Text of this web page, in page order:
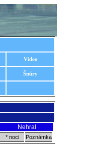
Video
Šnúry
Nehral
* noci Poznámka